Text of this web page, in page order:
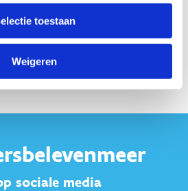
toestaan
Weigeren
sociale media